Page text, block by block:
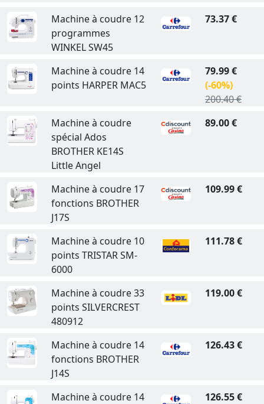
Machine à coudre 12
programmes
WINKEL SW45
73.37 €
Machine à coudre 14
points HARPER MAC5
79.99 €
(-60%)
200.40 €
Machine à coudre
spécial Ados
BROTHER KE14S
Little Angel
89.00 €
Machine à coudre 17
fonctions BROTHER
J17S
109.99 €
Machine à coudre 10
points TRISTAR SM-
6000
111.78 €
Machine à coudre 33
points SILVERCREST
480912
119.00 €
Machine à coudre 14
fonctions BROTHER
J14S
126.43 €
Machine à coudre 14
126.55 €